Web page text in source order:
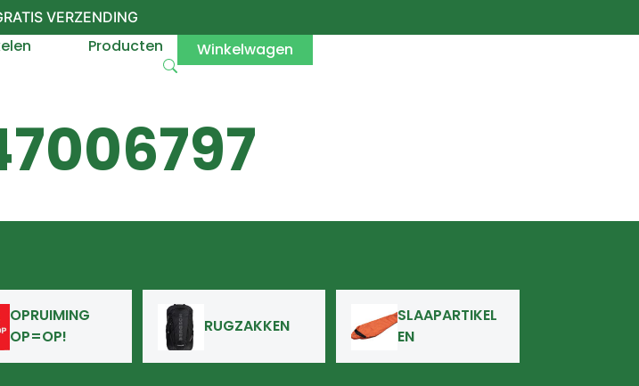
VERZENDING
Producten Winkelwagen
OPRUIMING
OP=OP!
RUGZAKKEN
SLAAPARTIKEL
EN